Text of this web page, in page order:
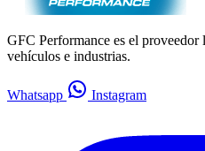
GFC Performance es el proveedor
vehículos e industrias.
Whatsapp Instagram